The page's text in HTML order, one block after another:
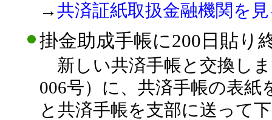
→共済証紙取扱金融機関を
掛金助成手帳に200日貼り
新しい共済手帳と交換し
006号）に、共済手帳の表
と共済手帳を支部に送って